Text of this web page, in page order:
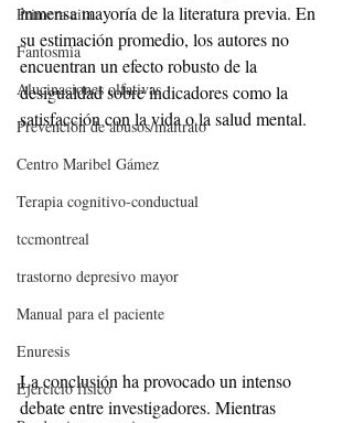
Primera cita
Fantosmia
Alucinaciones olfativas
Prevención de abusos/maltrato
Centro Maribel Gámez
Terapia cognitivo-conductual
tccmontreal
trastorno depresivo mayor
Manual para el paciente
Enuresis
Ejercicio físico
inmensa mayoría de la literatura previa. En
su estimación promedio, los autores no
encuentran un efecto robusto de la
desigualdad sobre indicadores como la
satisfacción con la vida o la salud mental.
La conclusión ha provocado un intenso
debate entre investigadores. Mientras